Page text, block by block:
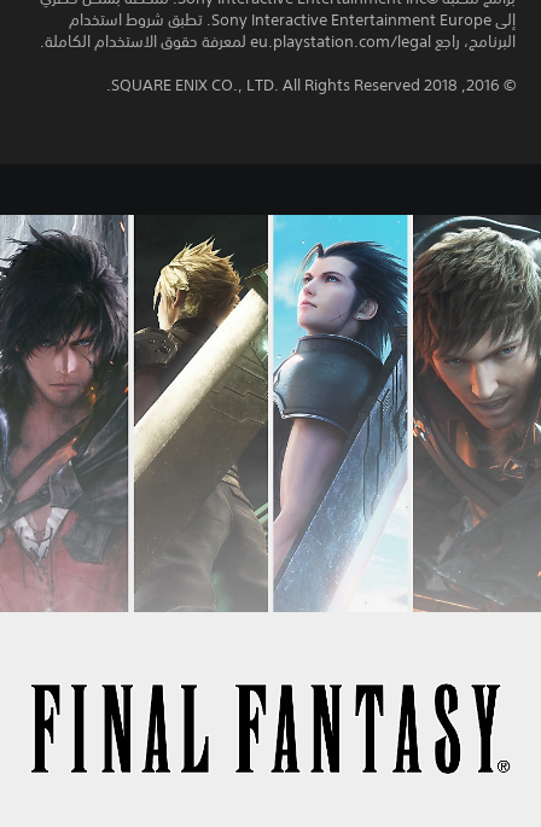
إلى Sony Interactive Entertainment Europe. تطبق شروط استخدام
البرنامج، راجع eu.playstation.com/legal لمعرفة حقوق الاستخدام الكاملة.
© 2016, 2018 SQUARE ENIX CO., LTD. All Rights Reserved.